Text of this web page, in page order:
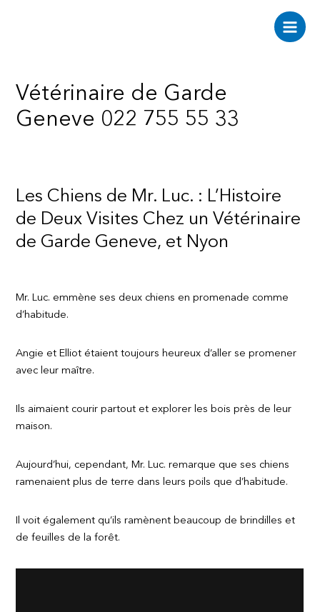
Main
Vétérinaire de Garde
Geneve 022 755 55 33
Les Chiens de Mr. Luc. : L’Histoire
de Deux Visites Chez un Vétérinaire
de Garde Geneve, et Nyon
Mr. Luc. emmène ses deux chiens en promenade comme
d’habitude.
Angie et Elliot étaient toujours heureux d’aller se promener
avec leur maître.
Ils aimaient courir partout et explorer les bois près de leur
maison.
Aujourd’hui, cependant, Mr. Luc. remarque que ses chiens
ramenaient plus de terre dans leurs poils que d’habitude.
Il voit également qu’ils ramènent beaucoup de brindilles et
de feuilles de la forêt.